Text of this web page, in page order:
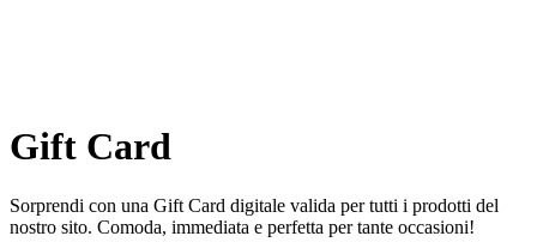
Gift Card
Sorprendi con una Gift Card digitale valida per tutti i prodotti del
nostro sito. Comoda, immediata e perfetta per tante occasioni!